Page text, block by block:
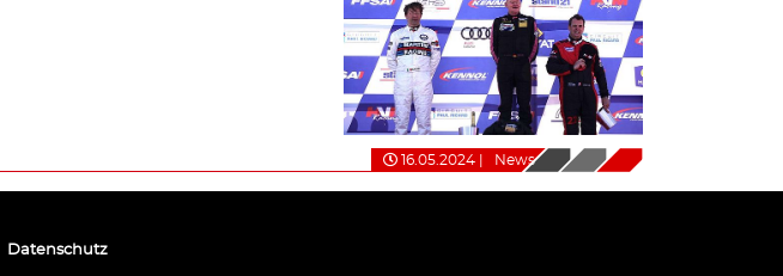
16.05.2024 News
Datenschutz